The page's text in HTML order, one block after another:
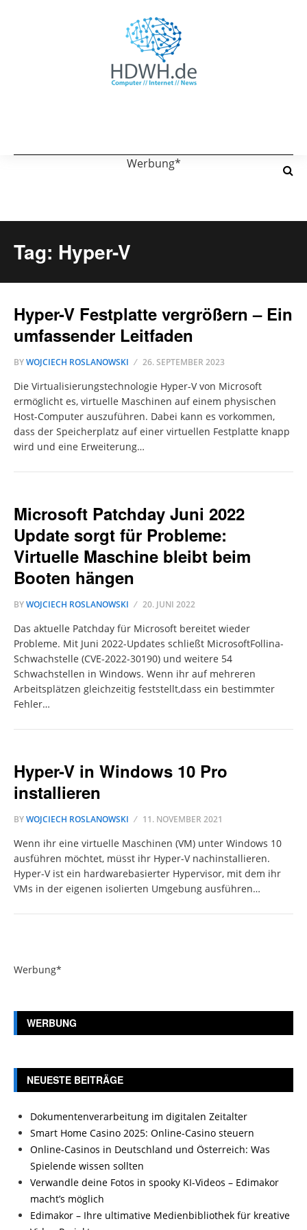
Werbung*
Tag: Hyper-V
Hyper-V Festplatte vergrößern – Ein
umfassender Leitfaden
BYWOJCIECH ROSLANOWSKI 26. SEPTEMBER 2023
Die Virtualisierungstechnologie Hyper-V von Microsoft
ermöglicht es, virtuelle Maschinen auf einem physischen
Host-Computer auszuführen. Dabei kann es vorkommen,
dass der Speicherplatz auf einer virtuellen Festplatte knapp
wird und eine Erweiterung…
Microsoft Patchday Juni 2022
Update sorgt für Probleme:
Virtuelle Maschine bleibt beim
Booten hängen
BYWOJCIECH ROSLANOWSKI 20. JUNI 2022
Das aktuelle Patchday für Microsoft bereitet wieder
Probleme. Mit Juni 2022-Updates schließt MicrosoftFollina-
Schwachstelle (CVE-2022-30190) und weitere 54
Schwachstellen in Windows. Wenn ihr auf mehreren
Arbeitsplätzen gleichzeitig feststellt,dass ein bestimmter
Fehler…
Hyper-V in Windows 10 Pro
installieren
BYWOJCIECH ROSLANOWSKI 11. NOVEMBER 2021
Wenn ihr eine virtuelle Maschinen (VM) unter Windows 10
ausführen möchtet, müsst ihr Hyper-V nachinstallieren.
Hyper-V ist ein hardwarebasierter Hypervisor, mit dem ihr
VMs in der eigenen isolierten Umgebung ausführen…
Werbung*
WERBUNG
NEUESTE BEITRÄGE
Dokumentenverarbeitung im digitalen Zeitalter
Smart Home Casino 2025: Online-Casino steuern
Online-Casinos in Deutschland und Österreich: Was
Spielende wissen sollten
Verwandle deine Fotos in spooky KI-Videos – Edimakor
macht’s möglich
Edimakor – Ihre ultimative Medienbibliothek für kreative